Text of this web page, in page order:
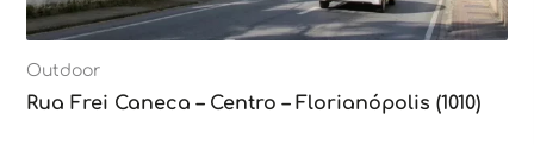
Outdoor
Rua Frei Caneca – Centro – Florianópolis (1010)